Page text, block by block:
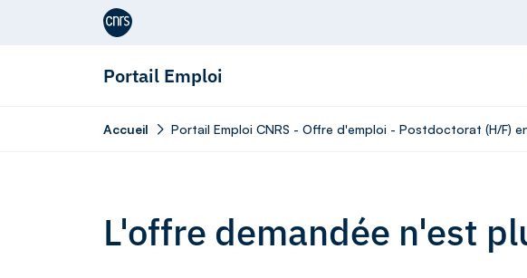
Aller au contenu
Portail Emploi
Accueil Portail Emploi CNRS - Offre d'emploi - Postdoctorat (H/F)
L'offre demandée n'est